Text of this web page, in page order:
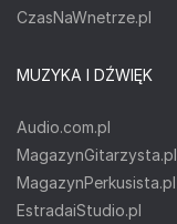
CzasNaWnetrze.pl
MUZYKA I DŹWIĘK
Audio.com.pl
MagazynGitarzysta.pl
MagazynPerkusista.pl
EstradaiStudio.pl